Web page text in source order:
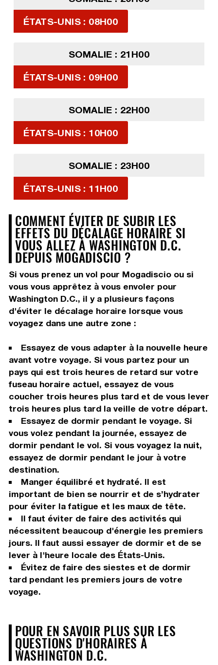
ÉTATS-UNIS : 08H00
SOMALIE : 21H00
ÉTATS-UNIS : 09H00
SOMALIE : 22H00
ÉTATS-UNIS : 10H00
SOMALIE : 23H00
ÉTATS-UNIS : 11H00
COMMENT ÉVITER DE SUBIR LES
EFFETS DU DÉCALAGE HORAIRE SI
VOUS ALLEZ À WASHINGTON D.C.
DEPUIS MOGADISCIO ?
Si vous prenez un vol pour Mogadiscio ou si
vous vous apprêtez à vous envoler pour
Washington D.C., il y a plusieurs façons
d'éviter le décalage horaire lorsque vous
voyagez dans une autre zone :
Essayez de vous adapter à la nouvelle heure
avant votre voyage. Si vous partez pour un
pays qui est trois heures de retard sur votre
fuseau horaire actuel, essayez de vous
coucher trois heures plus tard et de vous lever
trois heures plus tard la veille de votre départ.
Essayez de dormir pendant le voyage. Si
vous volez pendant la journée, essayez de
dormir pendant le vol. Si vous voyagez la nuit,
essayez de dormir pendant le jour à votre
destination.
Manger équilibré et hydraté. Il est
important de bien se nourrir et de s’hydrater
pour éviter la fatigue et les maux de tête.
Il faut éviter de faire des activités qui
nécessitent beaucoup d'énergie les premiers
jours. Il faut aussi essayer de dormir et de se
lever à l'heure locale des États-Unis.
Évitez de faire des siestes et de dormir
tard pendant les premiers jours de votre
voyage.
POUR EN SAVOIR PLUS SUR LES
QUESTIONS D'HORAIRES À
WASHINGTON D.C.